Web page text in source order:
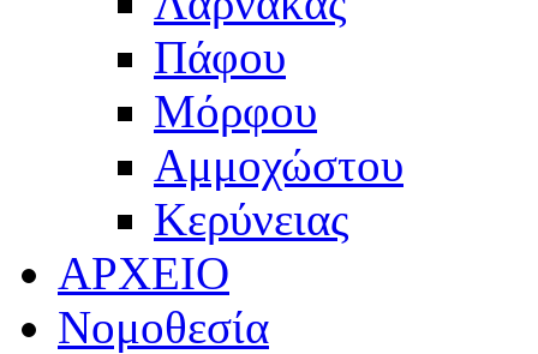
Πάφου
Μόρφου
Αμμοχώστου
Κερύνειας
ΑΡΧΕΙΟ
Νομοθεσία